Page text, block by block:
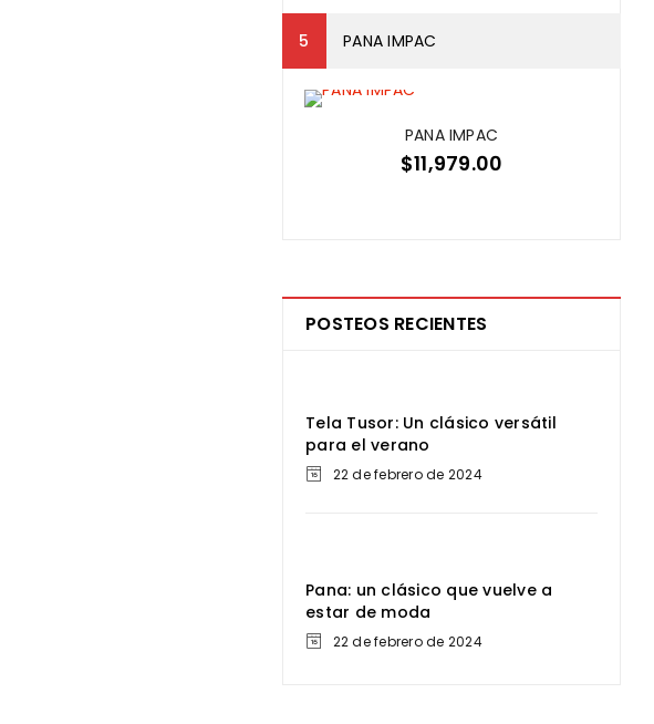
PANA IMPAC
PANA IMPAC
$11,979.00
POSTEOS RECIENTES
Tela Tusor: Un clásico versátil
para el verano
22 de febrero de 2024
Pana: un clásico que vuelve a
estar de moda
22 de febrero de 2024